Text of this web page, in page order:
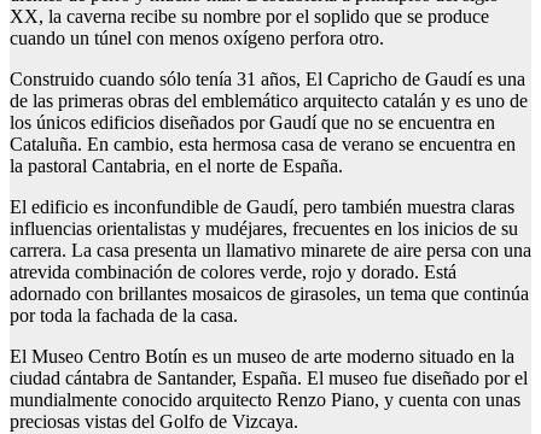
XX, la caverna recibe su nombre por el soplido que se produce
cuando un túnel con menos oxígeno perfora otro.
Construido cuando sólo tenía 31 años, El Capricho de Gaudí es una
de las primeras obras del emblemático arquitecto catalán y es uno de
los únicos edificios diseñados por Gaudí que no se encuentra en
Cataluña. En cambio, esta hermosa casa de verano se encuentra en
la pastoral Cantabria, en el norte de España.
El edificio es inconfundible de Gaudí, pero también muestra claras
influencias orientalistas y mudéjares, frecuentes en los inicios de su
carrera. La casa presenta un llamativo minarete de aire persa con una
atrevida combinación de colores verde, rojo y dorado. Está
adornado con brillantes mosaicos de girasoles, un tema que continúa
por toda la fachada de la casa.
El Museo Centro Botín es un museo de arte moderno situado en la
ciudad cántabra de Santander, España. El museo fue diseñado por el
mundialmente conocido arquitecto Renzo Piano, y cuenta con unas
preciosas vistas del Golfo de Vizcaya.